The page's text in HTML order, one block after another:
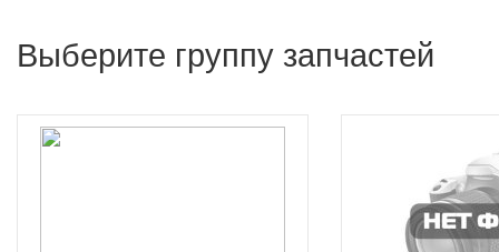
Выберите группу запчастей